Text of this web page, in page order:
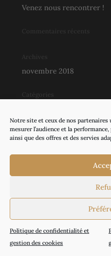
Notre site et ceux de nos
mesurer l’audience et la
ainsi que des offres et des servies
Politique de confidentialité et
gestion des cookies
Venez nous rencontrer !
Commentaires récents
Archives
novembre 2018
Catégories
Événements
©Groupe écho|
Confidentialité et
d’alcool est
consommer